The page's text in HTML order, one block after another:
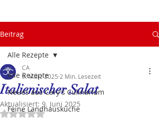
Beitrag
Alle Rezepte
Neues aus Cary's Culinarium
Feine Landhausküche
Alle Rezepte
Italienischer Salat
CA
9. März 2025 2 Min. Lesezeit
Aktualisiert: 9. Juni 2025
Mit NaN von 5 Sternen bewertet.